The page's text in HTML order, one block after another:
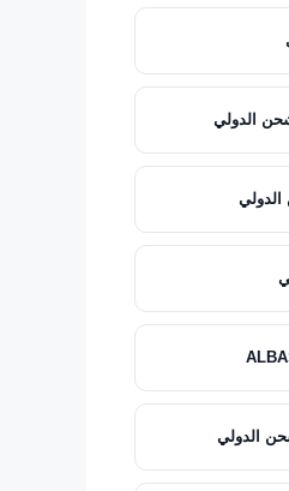
الدولي
الدولي